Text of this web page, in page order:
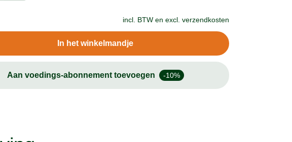
incl. BTW en excl. verzendkosten
In het winkelmandje
Aan voedings-abonnement toevoegen -10%